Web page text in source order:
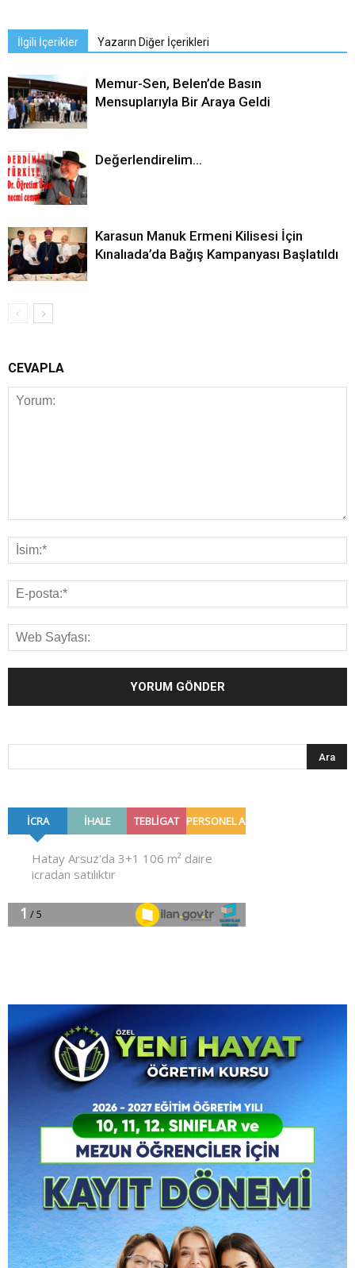
İlgili İçerikler Yazarın Diğer İçerikleri
Memur-Sen, Belen’de Basın
Mensuplarıyla Bir Araya Geldi
Değerlendirelim…
Karasun Manuk Ermeni Kilisesi İçin
Kınalıada’da Bağış Kampanyası Başlatıldı
CEVAPLA